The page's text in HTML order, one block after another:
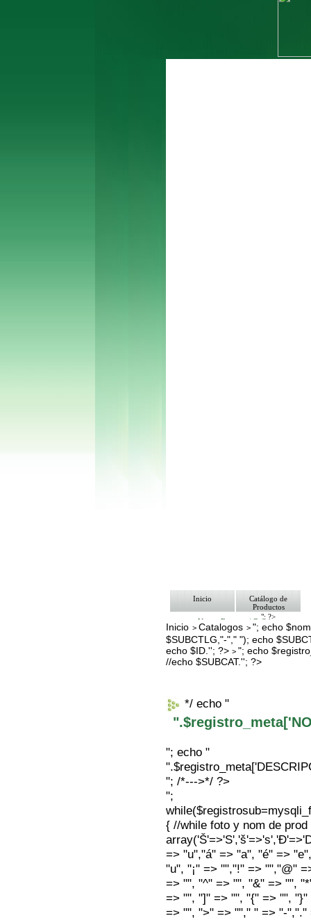
Inicio
Catálogo de
Productos
"; ?>
Ventas Empresa/ Gobierno
Ofertas
Envíos y Formas de Pago
Nosotros
Bolsa de Trabajo
Contacto
Inicio >Catalogos >"; echo
$SUBCTLG,"-"," "); echo
echo $ID.''; ?>>"; echo
//echo $SUBCAT.''; ?>
*/ echo "
"; echo "
"; /*--->*/ ?>
";
{ //while foto y nom de
=> "u","á" => "a", "é" =>
"u", "¡" => "","!" => "","@"
=> "", "^" => "", "&" => "",
=> "", "]" => "", "{" => "",
=> "", ">" => ""," " => "-","."